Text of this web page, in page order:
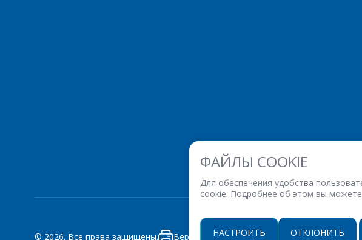
ФАЙЛЫ COOKIE
Для обеспечения удобства
cookie. Подробнее об этом вы можете
НАСТРОИТЬ ОТКЛОНИТЬ
© 2026. Все права защищены. Версия для печати